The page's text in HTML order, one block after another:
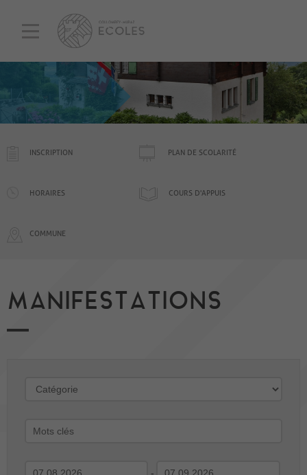
INSCRIPTION PLAN DE SCOLARITÉ
HORAIRES COURS D'APPUIS
COMMUNE
MANIFESTATIONS
-